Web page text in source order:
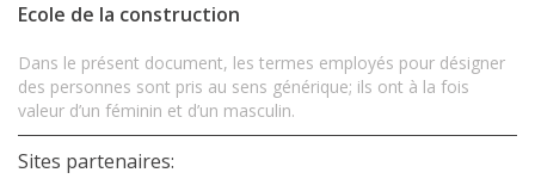
Ecole de la construction
Dans le présent document, les termes employés pour désigner
des personnes sont pris au sens générique; ils ont à la fois
valeur d’un féminin et d’un masculin.
Sites partenaires: